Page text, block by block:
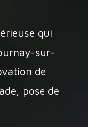
qui
sur-
de
pose de